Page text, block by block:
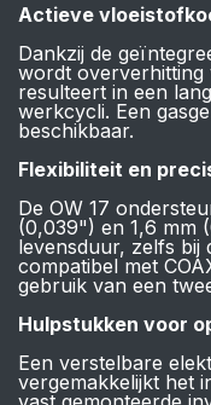
Actieve
Dankzij de
wordt oververhitting
resulteert in een
werkcycli. Een
beschikbaar.
Flexibiliteit en
De OW 17
(0,039") en 1,6 mm
levensduur, zelfs bij
compatibel met
gebruik van een
Hulpstukken voor
Een verstelbare
vergemakkelijkt het